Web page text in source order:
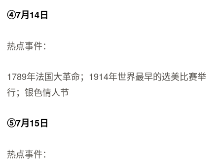
④7月14日
热点事件：
1789年法国大革命；1914年世界最早的选美比赛举
行；银色情人节
⑤7月15日
热点事件：